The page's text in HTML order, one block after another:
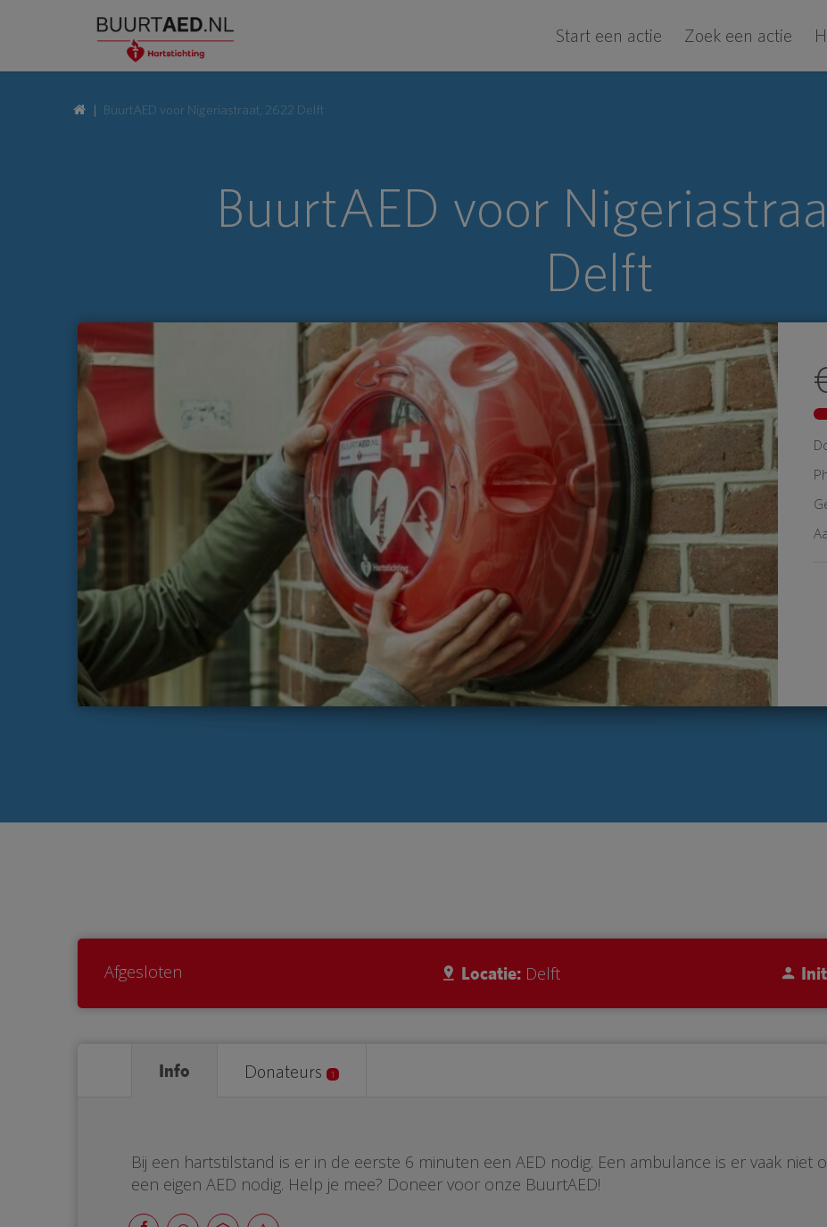
Start een actie Zoek een actie
BuurtAED voor Nigeriastraat, 2622 Delft
BuurtAED voor
Delft
Afgesloten Locatie: Delft
Info Donateurs 1
Bij een hartstilstand is er in de eerste 6 minuten een AED nodig. Een ambulance is er vaak
een eigen AED nodig. Help je mee? Doneer voor onze BuurtAED!